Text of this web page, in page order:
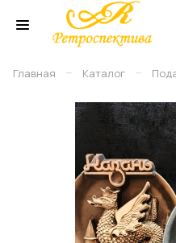
Главная – Каталог –